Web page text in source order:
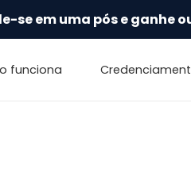
se em uma pós e ganhe
funciona